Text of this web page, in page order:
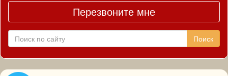
Перезвоните мне